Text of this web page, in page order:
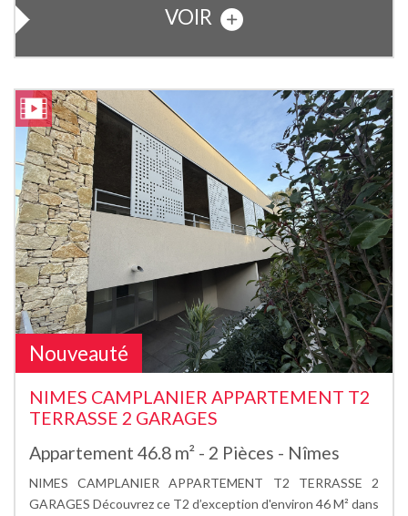
VOIR
Nouveauté
NIMES CAMPLANIER APPARTEMENT T2
TERRASSE 2 GARAGES
Appartement 46.8 m² - 2 Pièces - Nîmes
NIMES CAMPLANIER APPARTEMENT T2 TERRASSE 2
GARAGES Découvrez ce T2 d’exception d'environ 46 M² dans